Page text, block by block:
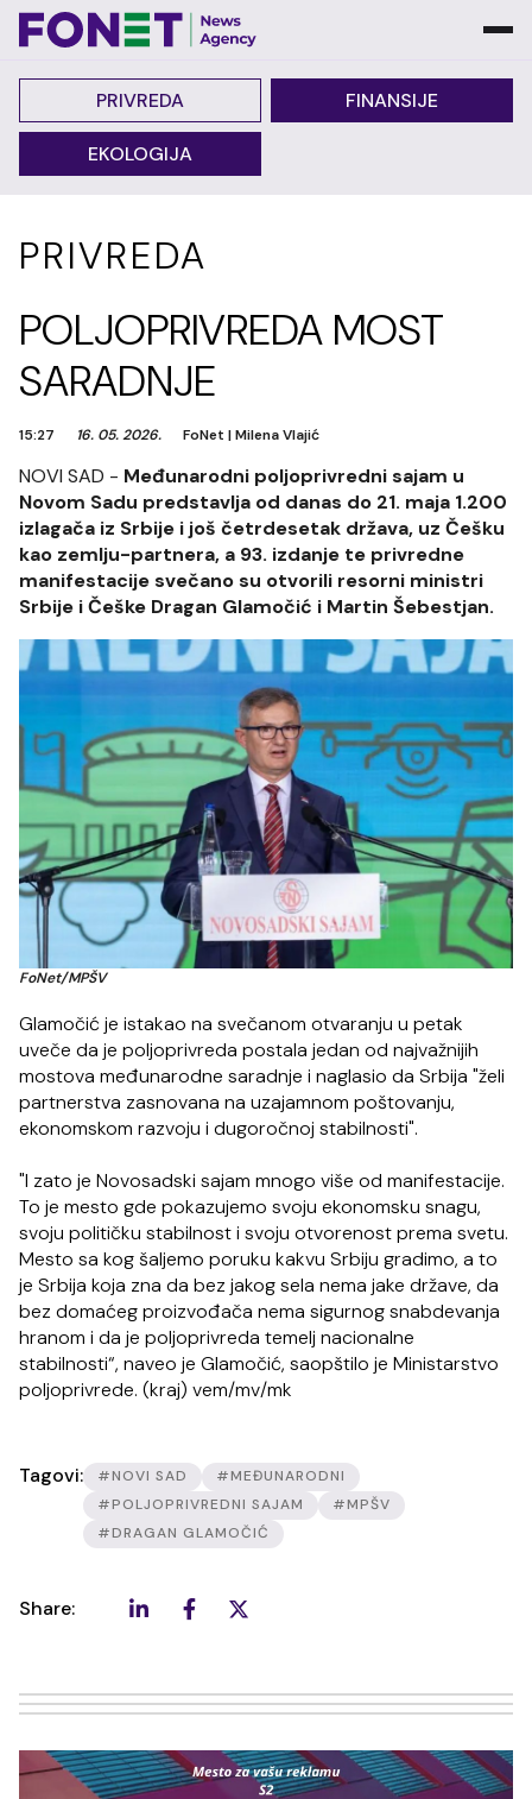
PRIVREDA FINANSIJE
EKOLOGIJA
PRIVREDA
POLJOPRIVREDA MOST
SARADNJE
15:27 16. 05. 2026. FoNet |Milena Vlajić
NOVI SAD - Međunarodni poljoprivredni sajam u
Novom Sadu predstavlja od danas do 21. maja 1.200
izlagača iz Srbije i još četrdesetak država, uz Češku
kao zemlju-partnera, a 93. izdanje te privredne
manifestacije svečano su otvorili resorni ministri
Srbije i Češke Dragan Glamočić i Martin Šebestjan.
FoNet/MPŠV
Glamočić je istakao na svečanom otvaranju u petak
uveče da je poljoprivreda postala jedan od najvažnijih
mostova međunarodne saradnje i naglasio da Srbija "želi
partnerstva zasnovana na uzajamnom poštovanju,
ekonomskom razvoju i dugoročnoj stabilnosti".
"I zato je Novosadski sajam mnogo više od manifestacije.
To je mesto gde pokazujemo svoju ekonomsku snagu,
svoju političku stabilnost i svoju otvorenost prema svetu.
Mesto sa kog šaljemo poruku kakvu Srbiju gradimo, a to
je Srbija koja zna da bez jakog sela nema jake države, da
bez domaćeg proizvođača nema sigurnog snabdevanja
hranom i da je poljoprivreda temelj nacionalne
stabilnosti“, naveo je Glamočić, saopštilo je Ministarstvo
poljoprivrede. (kraj) vem/mv/mk
Tagovi: #NOVI SAD
#MEĐUNARODNI
#POLJOPRIVREDNI SAJAM
#MPŠV
#DRAGAN GLAMOČIĆ
Share: